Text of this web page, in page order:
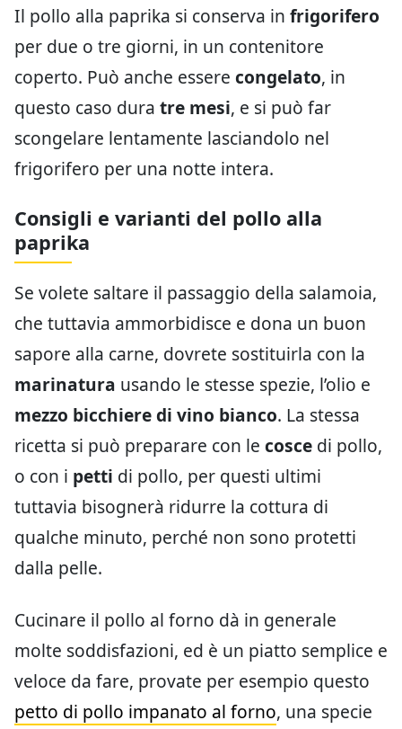
Il pollo alla paprika si conserva in frigorifero
per due o tre giorni, in un contenitore
coperto. Può anche essere congelato, in
questo caso dura tre mesi, e si può far
scongelare lentamente lasciandolo nel
frigorifero per una notte intera.
Consigli e varianti del pollo alla
paprika
Se volete saltare il passaggio della salamoia,
che tuttavia ammorbidisce e dona un buon
sapore alla carne, dovrete sostituirla con la
marinatura usando le stesse spezie, l’olio e
mezzo bicchiere di vino bianco. La stessa
ricetta si può preparare con le cosce di pollo,
o con i petti di pollo, per questi ultimi
tuttavia bisognerà ridurre la cottura di
qualche minuto, perché non sono protetti
dalla pelle.
Cucinare il pollo al forno dà in generale
molte soddisfazioni, ed è un piatto semplice e
veloce da fare, provate per esempio questo
petto di pollo impanato al forno, una specie